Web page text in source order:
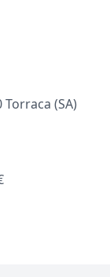
Torraca (SA)